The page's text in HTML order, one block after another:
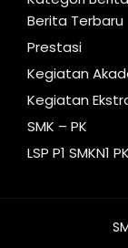
Berita Terbaru
Prestasi
Kegiatan
Kegiatan
SMK – PK
LSP P1 SMKN1